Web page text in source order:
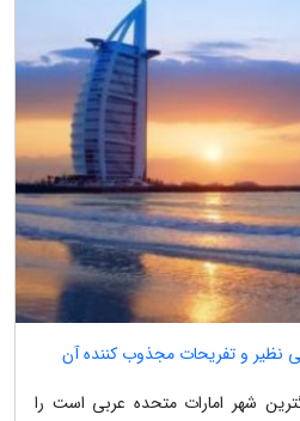
شهر امارات متحده عربی است را